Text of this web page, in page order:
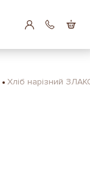
Хліб нарізний